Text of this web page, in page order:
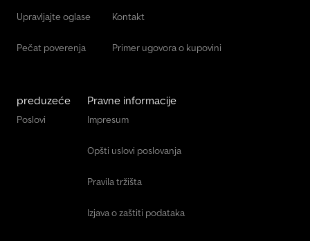
Upravljajte oglase
Pečat poverenja
Kontakt
Primer ugovora o kupovini
preduzeće
Poslovi
Pravne informacije
Impresum
Opšti uslovi poslovanja
Pravila tržišta
Izjava o zaštiti podataka